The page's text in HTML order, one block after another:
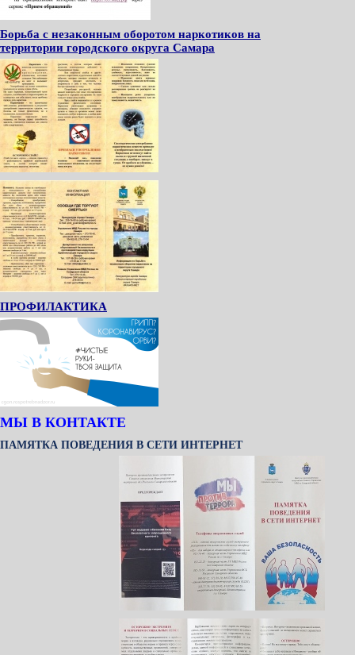
Борьба с незаконным оборотом наркотиков на
территории городского округа Самара
ПРОФИЛАКТИКА
МЫ В КОНТАКТЕ
ПАМЯТКА ПОВЕДЕНИЯ В СЕТИ ИНТЕРНЕТ